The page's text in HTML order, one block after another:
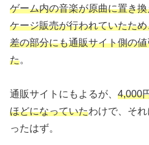
ゲーム内の音楽が原曲に置き
ケージ販売が行われていたた
差の部分にも通販サイト側の
た。
通販サイトにもよるが、 4,000
ほどになっていたわけで、そ
ったはず。